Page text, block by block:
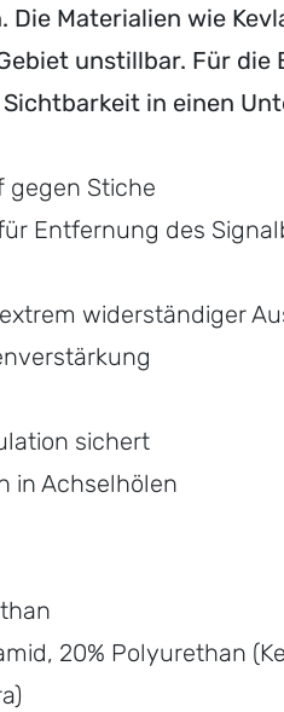
Die Materialien wie
unstillbar. Für
in einen
gegen Stiche
Entfernung des
widerständiger
sichert
in Achselhölen
20% Polyurethan